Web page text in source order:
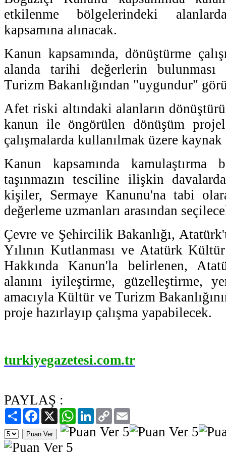
etkilenme bölgelerindeki
kapsamına alınacak.
Kanun kapsamında, dönüştürme
alanda tarihi değerlerin
Turizm Bakanlığından "uygundur"
Afet riski altındaki alanların
kanun ile öngörülen dönüşüm
çalışmalarda kullanılmak üzere
Kanun kapsamında
taşınmazın tesciline ilişkin
kişiler, Sermaye Kanunu'na tabi
değerleme uzmanları arasından
Çevre ve Şehircilik Bakanlığı,
Yılının Kutlanması ve Atatürk
Hakkında Kanun'la belirlenen,
alanını iyileştirme, güzelleştirme,
amacıyla Kültür ve Turizm
proje hazırlayıp çalışma yapabilecek.
turkiyegazetesi.com.tr
PAYLAŞ :
PaylaşFacebook
X WhatsAppLinkedIn
Copy
Link